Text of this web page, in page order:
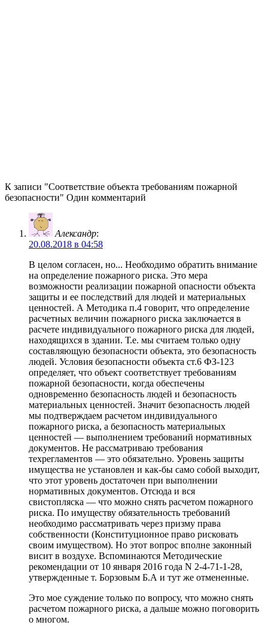
К записи "Соответствие объекта требованиям пожарной
безопасности" Один комментарий
Александр:
20.08.2018 в 04:58
В целом согласен, но... Необходимо обратить внимание
на определение пожарного риска. Это мера
возможности реализации пожарной опасности объекта
защиты и ее последствий для людей и материальных
ценностей. А Методика п.4 говорит, что определение
расчетных величин пожарного риска заключается в
расчете индивидуального пожарного риска для людей,
находящихся в здании. Т.е. мы считаем только одну
составляющую безопасности объекта, это безопасность
людей. Условия безопасности объекта ст.6 ФЗ-123
определяет, что объект соответствует требованиям
пожарной безопасности, когда обеспечены
одновременно безопасность людей и безопасность
материальных ценностей. Значит безопасность людей
мы подтверждаем расчетом индивидуального
пожарного риска, а безопасность материальных
ценностей — выполнением требований нормативных
документов. Не рассматриваю требования
техрегламентов — это обязательно. Уровень защиты
имущества не установлен и как-бы само собой выходит,
что этот уровень достаточен при выполнении
нормативных документов. Отсюда и вся
свистопляска — что можно снять расчетом пожарного
риска. По имуществу обязательность требований
необходимо рассматривать через призму права
собственности (Конституционное право рисковать
своим имуществом). Но этот вопрос вполне законный
висит в воздухе. Вспоминаются Методические
рекомендации от 10 января 2016 года N 2-4-71-1-28,
утвержденные т. Борзовым Б.А и тут же отмененные.
Это мое суждение только по вопросу, что можно снять
расчетом пожарного риска, а дальше можно поговорить
о многом.